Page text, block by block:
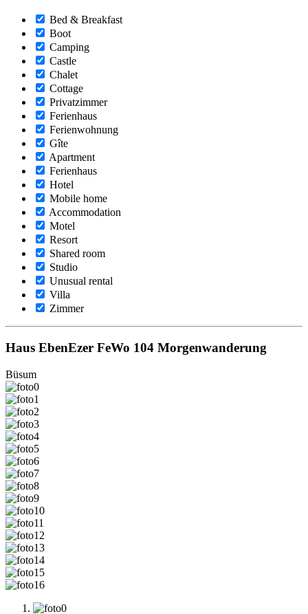
Bed & Breakfast
Boot
Camping
Castle
Chalet
Cottage
Privatzimmer
Ferienhaus
Ferienwohnung
Gîte
Apartment
Ferienhaus
Hotel
Mobile home
Accommodation
Motel
Resort
Shared room
Studio
Unusual rental
Villa
Zimmer
Haus EbenEzer FeWo 104 Morgenwanderung
Büsum